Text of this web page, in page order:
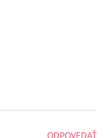
ODPOVEDAŤ